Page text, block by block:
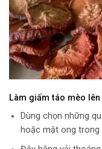
Làm giấm táo mèo
Dùng chọn những
hoặc mật ong trong